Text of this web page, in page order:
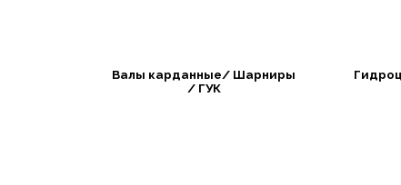
Валы карданные/ Шарниры
/ ГУК